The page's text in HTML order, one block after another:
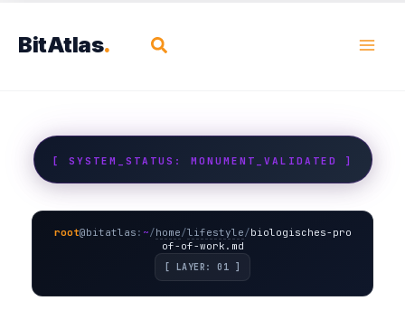
InhaltBitAtlas Suchen
[ SYSTEM_STATUS: MONUMENT_VALIDATED ]
root@bitatlas : ~/home/lifestyle/biologisches-pro
of-of-work.md
[ LAYER: 01 ]